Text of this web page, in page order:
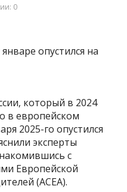
0
который в 2024
в европейском
2025-го опустился
эксперты
с
Европейской
(АСЕА).